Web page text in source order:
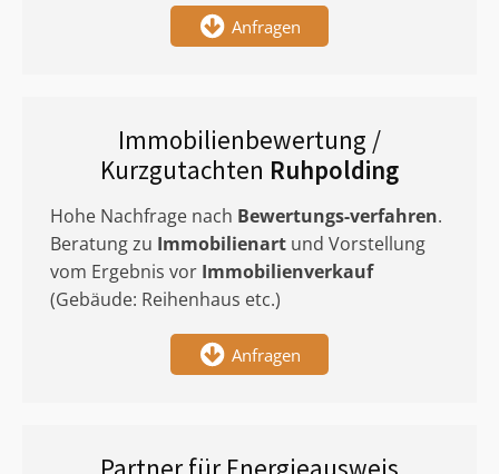
Anfragen
Immobilienbewertung /
Kurzgutachten Ruhpolding
Hohe Nachfrage nach Bewertungs-verfahren.
Beratung zu Immobilienart und Vorstellung
vom Ergebnis vor Immobilienverkauf
(Gebäude: Reihenhaus etc.)
Anfragen